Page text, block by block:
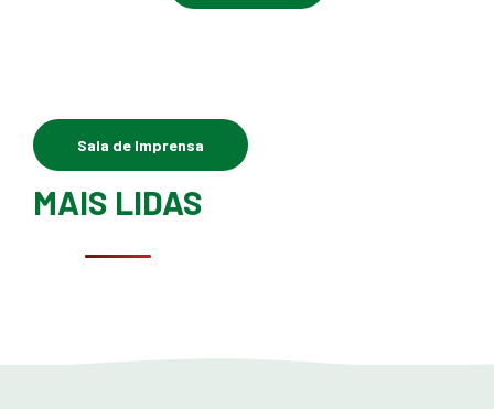
MAIS LIDAS
Sala de Imprensa